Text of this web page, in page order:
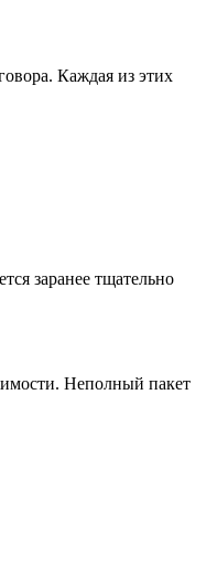
Каждая из этих
заранее тщательно
Неполный пакет